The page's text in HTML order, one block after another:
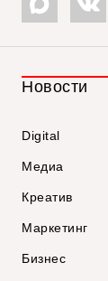
Новости
Digital
Медиа
Креатив
Маркетинг
Бизнес